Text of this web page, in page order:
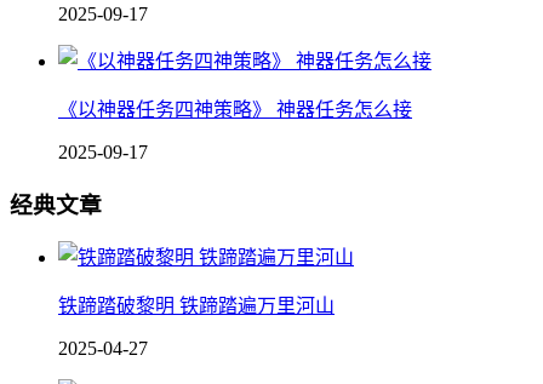
2025-09-17
《以神器任务四神策略》 神器任务怎么接
2025-09-17
经典文章
铁蹄踏破黎明 铁蹄踏遍万里河山
2025-04-27